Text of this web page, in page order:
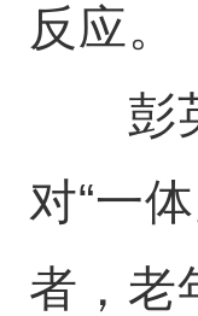
反应。
彭英
对“一
者，老